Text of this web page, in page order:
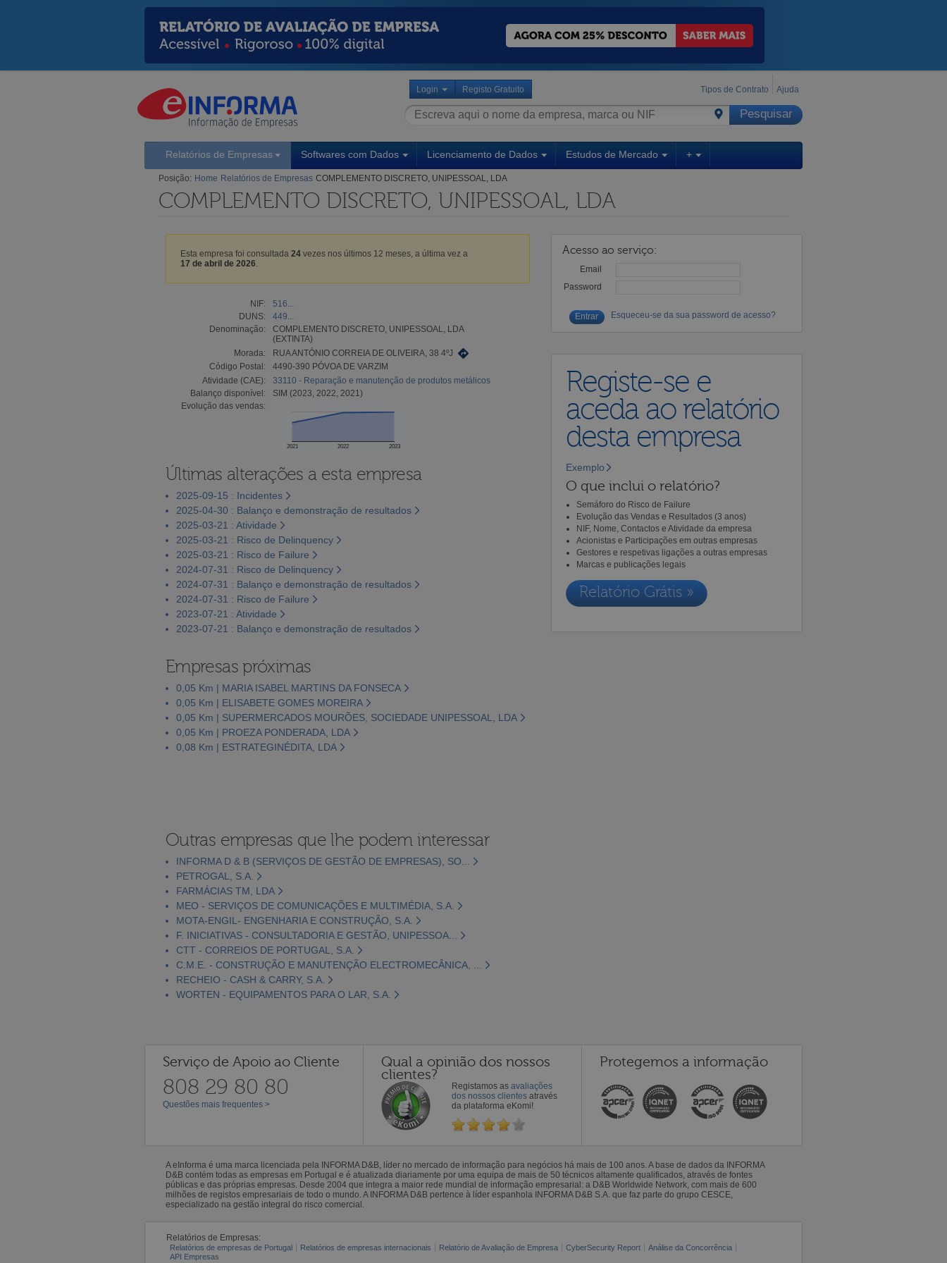
Login Registo Gratuito Tipos de Contrato Ajuda
Relatórios de Empresas Softwares com Dados Licenciamento de Dados Estudos de Mercado +
Posição: Home Relatórios de Empresas COMPLEMENTO DISCRETO, UNIPESSOAL, LDA
COMPLEMENTO DISCRETO, UNIPESSOAL, LDA
Esta empresa foi consultada 24 vezes nos últimos 12 meses, a última vez a
17 de abril de 2026
NIF:
516...
DUNS:
449...
Denominação:
COMPLEMENTO DISCRETO, UNIPESSOAL, LDA
(EXTINTA)
Morada:
RUA ANTÓNIO CORREIA DE OLIVEIRA, 38 4ºJ
Código Postal:
4490-390 PÓVOA DE VARZIM
Atividade (CAE):
33110 - Reparação e manutenção de produtos metálicos
Balanço disponível:
SIM (2023, 2022, 2021)
Evolução das vendas:
2021 2022 2023
Últimas alterações a esta empresa
2025-09-15 : Incidentes
2025-04-30 : Balanço e demonstração de resultados
2025-03-21 : Atividade
2025-03-21 : Risco de Delinquency
2025-03-21 : Risco de Failure
2024-07-31 : Risco de Delinquency
2024-07-31 : Balanço e demonstração de resultados
2024-07-31 : Risco de Failure
2023-07-21 : Atividade
2023-07-21 : Balanço e demonstração de resultados
Empresas próximas
0,05 Km | MARIA ISABEL MARTINS DA FONSECA
0,05 Km | ELISABETE GOMES MOREIRA
0,05 Km | SUPERMERCADOS MOURÕES, SOCIEDADE UNIPESSOAL, LDA
0,05 Km | PROEZA PONDERADA, LDA
0,08 Km | ESTRATEGINÉDITA, LDA
Acesso ao serviço:
Email
Password
Esqueceu-se da sua password de acesso?
Registe-se e
aceda ao relatório
desta empresa
Exemplo
O que inclui o relatório?
Semáforo do Risco de Failure
Evolução das Vendas e Resultados (3 anos)
NIF, Nome, Contactos e Atividade da empresa
Acionistas e Participações em outras empresas
Gestores e respetivas ligações a outras empresas
Marcas e publicações legais
Relatório Grátis »
Outras empresas que lhe podem interessar
INFORMA D & B (SERVIÇOS DE GESTÃO DE EMPRESAS), SO...
PETROGAL, S.A.
FARMÁCIAS TM, LDA
MEO - SERVIÇOS DE COMUNICAÇÕES E MULTIMÉDIA, S.A.
MOTA-ENGIL- ENGENHARIA E CONSTRUÇÃO, S.A.
F. INICIATIVAS - CONSULTADORIA E GESTÃO, UNIPESSOA...
CTT - CORREIOS DE PORTUGAL, S.A.
C.M.E. - CONSTRUÇÃO E MANUTENÇÃO ELECTROMECÂNICA, ...
RECHEIO - CASH & CARRY, S.A.
WORTEN - EQUIPAMENTOS PARA O LAR, S.A.
Serviço de Apoio ao Cliente
808 29 80 80
Questões mais frequentes >
Qual a opinião dos nossos
clientes?
Registamos as avaliações
dos nossos clientes através
da plataforma eKomi!
Protegemos a informação
A eInforma é uma marca licenciada pela INFORMA D&B, líder no mercado de informação para negócios há mais de 100 anos. A base de dados da INFORMA
D&B contém todas as empresas em Portugal e é atualizada diariamente por uma equipa de mais de 50 técnicos altamente qualificados, através de fontes
públicas e das próprias empresas. Desde 2004 que integra a maior rede mundial de informação empresarial: a D&B Worldwide Network, com mais de 600
milhões de registos empresariais de todo o mundo. A INFORMA D&B pertence à líder espanhola INFORMA D&B S.A. que faz parte do grupo CESCE,
especializado na gestão integral do risco comercial.
Relatórios de Empresas:
Relatórios de empresas de Portugal Relatórios de empresas internacionais Relatório de Avaliação de Empresa CyberSecurity Report
Análise da Concorrência
API Empresas